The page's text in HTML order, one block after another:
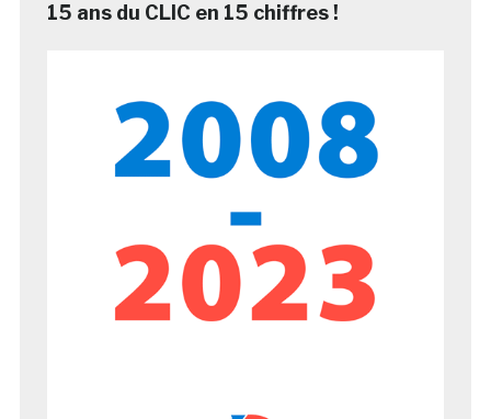
15 ans du CLIC en 15 chiffres !